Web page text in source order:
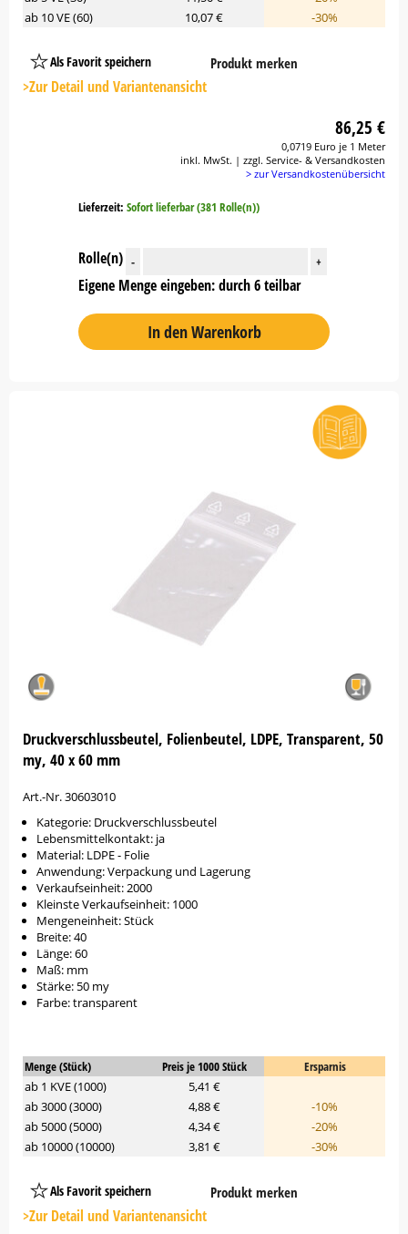
ab 10 VE (60)
10,07 € -30%
Als Favorit speichern
Platzhalter
Button
Produkt merken
>Zur Detail und Variantenansicht
86,25 €
0,0719 Euro je 1 Meter
inkl. MwSt. | zzgl. Service- & Versandkosten
> zur Versandkostenübersicht
Lieferzeit: Sofort lieferbar (381 Rolle(n))
Rolle(n) - +
Eigene Menge eingeben: durch 6 teilbar
In den Warenkorb
Druckverschlussbeutel, Folienbeutel, LDPE, Transparent, 50
my, 40 x 60 mm
Art.-Nr. 30603010
Kategorie: Druckverschlussbeutel
Lebensmittelkontakt: ja
Material: LDPE - Folie
Anwendung: Verpackung und Lagerung
Verkaufseinheit: 2000
Kleinste Verkaufseinheit: 1000
Mengeneinheit: Stück
Breite: 40
Länge: 60
Maß: mm
Stärke: 50 my
Farbe: transparent
Menge (Stück) Preis je 1000 Stück
Ersparnis
ab 1 KVE (1000)
5,41 €
ab 3000 (3000)
4,88 €
-10%
ab 5000 (5000)
4,34 €
-20%
ab 10000 (10000)
3,81 € -30%
Als Favorit speichern
Platzhalter
Button
Produkt merken
>Zur Detail und Variantenansicht